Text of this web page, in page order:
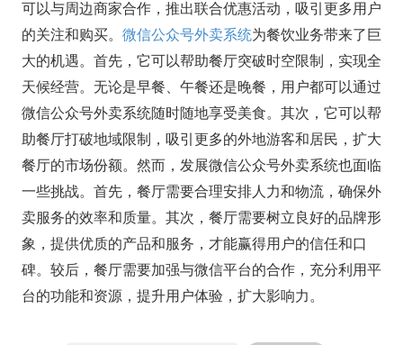
可以与周边商家合作，推出联合优惠活动，吸引更多用户
的关注和购买。 微信公众号外卖系统为餐饮业务带来了巨
大的机遇。首先，它可以帮助餐厅突破时空限制，实现全
天候经营。无论是早餐、午餐还是晚餐，用户都可以通过
微信公众号外卖系统随时随地享受美食。其次，它可以帮
助餐厅打破地域限制，吸引更多的外地游客和居民，扩大
餐厅的市场份额。然而，发展微信公众号外卖系统也面临
一些挑战。首先，餐厅需要合理安排人力和物流，确保外
卖服务的效率和质量。其次，餐厅需要树立良好的品牌形
象，提供优质的产品和服务，才能赢得用户的信任和口
碑。较后，餐厅需要加强与微信平台的合作，充分利用平
台的功能和资源，提升用户体验，扩大影响力。